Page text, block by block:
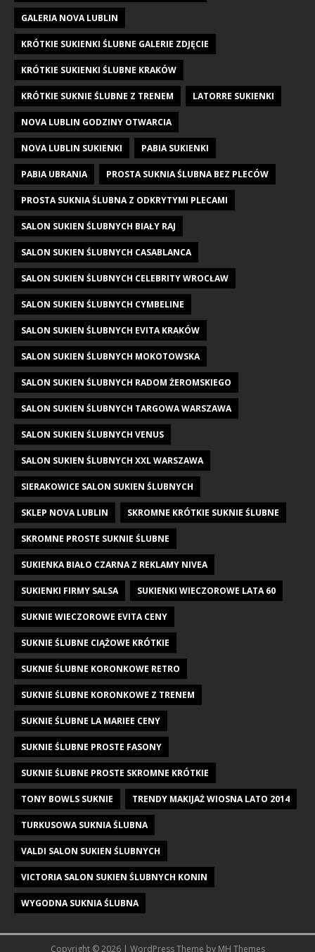
GALERIA NOVA LUBLIN
KRÓTKIE SUKIENKI ŚLUBNE GALERIE ZDJĘCIE
KRÓTKIE SUKIENKI ŚLUBNE KRAKÓW
KRÓTKIE SUKNIE ŚLUBNE Z TRENEM LATORRE SUKIENKI
NOVA LUBLIN GODZINY OTWARCIA
NOVA LUBLIN SUKIENKI PABIA SUKIENKI
PABIA UBRANIA PROSTA SUKNIA ŚLUBNA BEZ PLECÓW
PROSTA SUKNIA ŚLUBNA Z ODKRYTYMI PLECAMI
SALON SUKIEN ŚLUBNYCH BIAŁY RAJ
SALON SUKIEN ŚLUBNYCH CASABLANCA
SALON SUKIEN ŚLUBNYCH CELEBRITY WROCŁAW
SALON SUKIEN ŚLUBNYCH CYMBELINE
SALON SUKIEN ŚLUBNYCH EVITA KRAKÓW
SALON SUKIEN ŚLUBNYCH MOKOTOWSKA
SALON SUKIEN ŚLUBNYCH RADOM ŻEROMSKIEGO
SALON SUKIEN ŚLUBNYCH TARGOWA WARSZAWA
SALON SUKIEN ŚLUBNYCH VENUS
SALON SUKIEN ŚLUBNYCH XXL WARSZAWA
SIERAKOWICE SALON SUKIEN ŚLUBNYCH
SKLEP NOVA LUBLIN SKROMNE KRÓTKIE SUKNIE ŚLUBNE
SKROMNE PROSTE SUKNIE ŚLUBNE
SUKIENKA BIAŁO CZARNA Z REKLAMY NIVEA
SUKIENKI FIRMY SALSA SUKIENKI WIECZOROWE LATA 60
SUKNIE WIECZOROWE EVITA CENY
SUKNIE ŚLUBNE CIĄŻOWE KRÓTKIE
SUKNIE ŚLUBNE KORONKOWE RETRO
SUKNIE ŚLUBNE KORONKOWE Z TRENEM
SUKNIE ŚLUBNE LA MARIEE CENY
SUKNIE ŚLUBNE PROSTE FASONY
SUKNIE ŚLUBNE PROSTE SKROMNE KRÓTKIE
TONY BOWLS SUKNIE TRENDY MAKIJAŻ WIOSNA LATO 2014
TURKUSOWA SUKNIA ŚLUBNA
VALDI SALON SUKIEN ŚLUBNYCH
VICTORIA SALON SUKIEN ŚLUBNYCH KONIN
WYGODNA SUKNIA ŚLUBNA
Copyright © 2026 | WordPress Theme by MH Themes